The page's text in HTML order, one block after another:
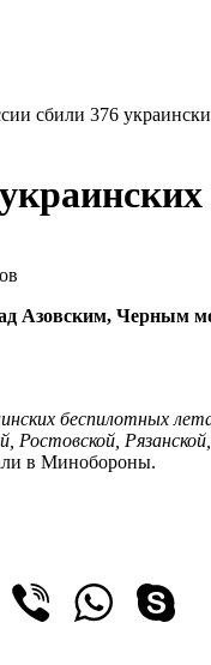
сбили 376
Азовским,
беспилотных
в Минобороны.